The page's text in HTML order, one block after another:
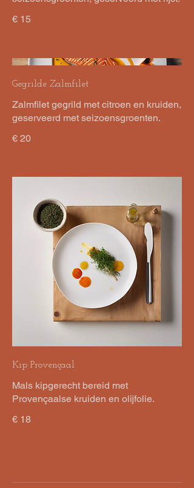
€ 15
Gegrilde Zalmfilet
Zalmfilet gegrild met citroen en kruiden,
geserveerd met seizoensgroenten.
€ 20
Kip Provençaal
Mals kipgerecht bereid met
Provençaalse kruiden en olijfolie.
€ 18